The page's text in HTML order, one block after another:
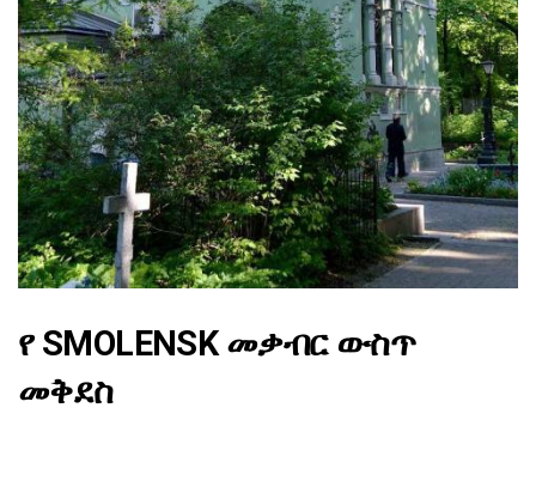
የ SMOLENSK መቃብር ውስጥ
መቅደስ